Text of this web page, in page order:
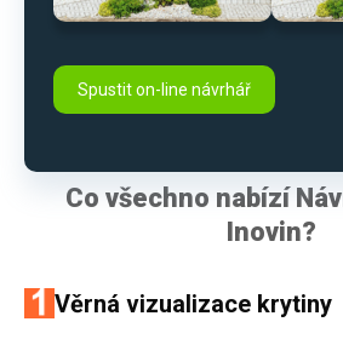
Spustit on-line návrhář
Co všechno nabízí
Inovin?
Věrná vizualizace krytiny